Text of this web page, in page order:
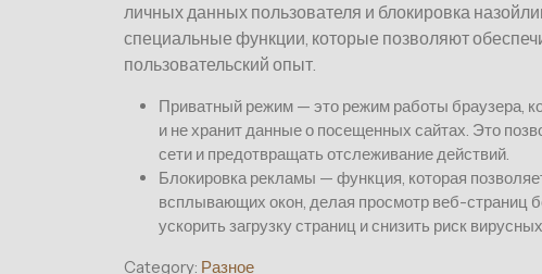
личных данных пользователя и блокировка
специальные функции, которые позволяют
пользовательский опыт.
Приватный режим — это режим работы браузера,
и не хранит данные о посещенных сайтах. Это
сети и предотвращать отслеживание действий.
Блокировка рекламы — функция, которая
всплывающих окон, делая просмотр веб-страниц
ускорить загрузку страниц и снизить риск
Category: Разное